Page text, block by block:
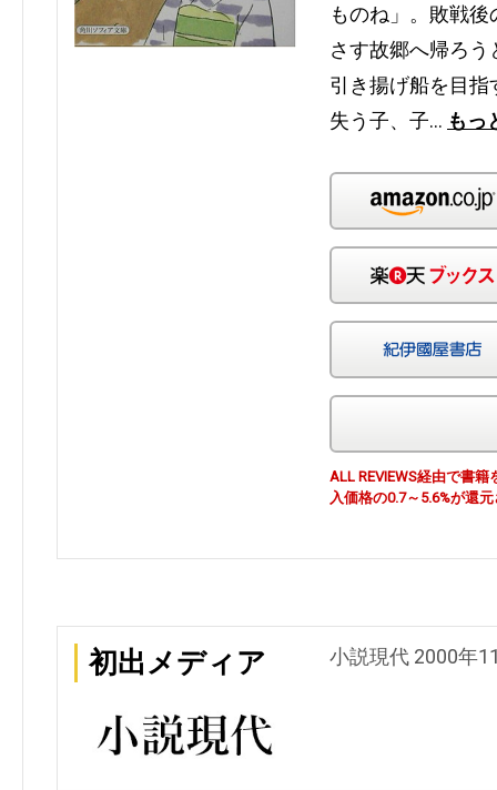
ものね」。敗戦
さす故郷へ帰ろ
引き揚げ船を目
失う子、子… もっ
ALL REVIEWS経由で書
入価格の0.7～5.6%が還
初出メディア 小説現代 2000年